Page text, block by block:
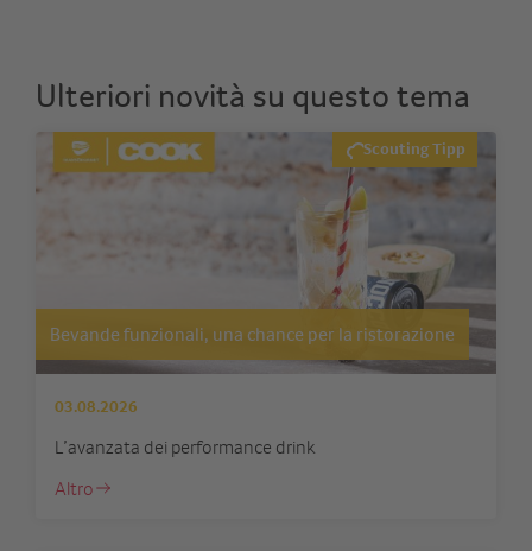
Ulteriori novità su questo tema
Scouting Tipp
Bevande funzionali, una chance per la ristorazione
03.08.2026
L’avanzata dei performance drink
Altro